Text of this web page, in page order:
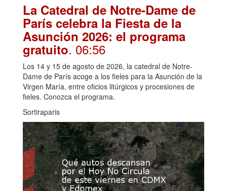
La Catedral de Notre-Dame de
París celebra la Fiesta de la
Asunción 2026: el programa
gratuito. 06:56
Los 14 y 15 de agosto de 2026, la catedral de Notre-
Dame de París acoge a los fieles para la Asunción de la
Virgen María, entre oficios litúrgicos y procesiones de
fieles. Conozca el programa.
Sortiraparis